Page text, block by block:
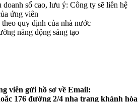
số cao, lưu ý: Công ty sẽ liên hệ
ứng viên
quy định của nhà nước
năng động sáng tạo
viên gửi hồ sơ về Email:
176 đường 2/4 nha trang khánh hòa